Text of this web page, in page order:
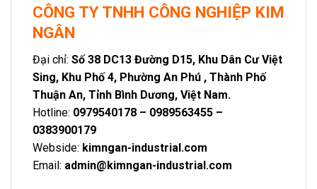
CÔNG TY TNHH CÔNG NGHIỆP KIM
NGÂN
Đại chỉ: Số 38 DC13 Đường D15, Khu Dân Cư Việt
Sing, Khu Phố 4, Phường An Phú , Thành Phố
Thuận An, Tỉnh Bình Dương, Việt Nam.
Hotline: 0979540178 – 0989563455 –
0383900179
Webside: kimngan-industrial.com
Email: admin@kimngan-industrial.com